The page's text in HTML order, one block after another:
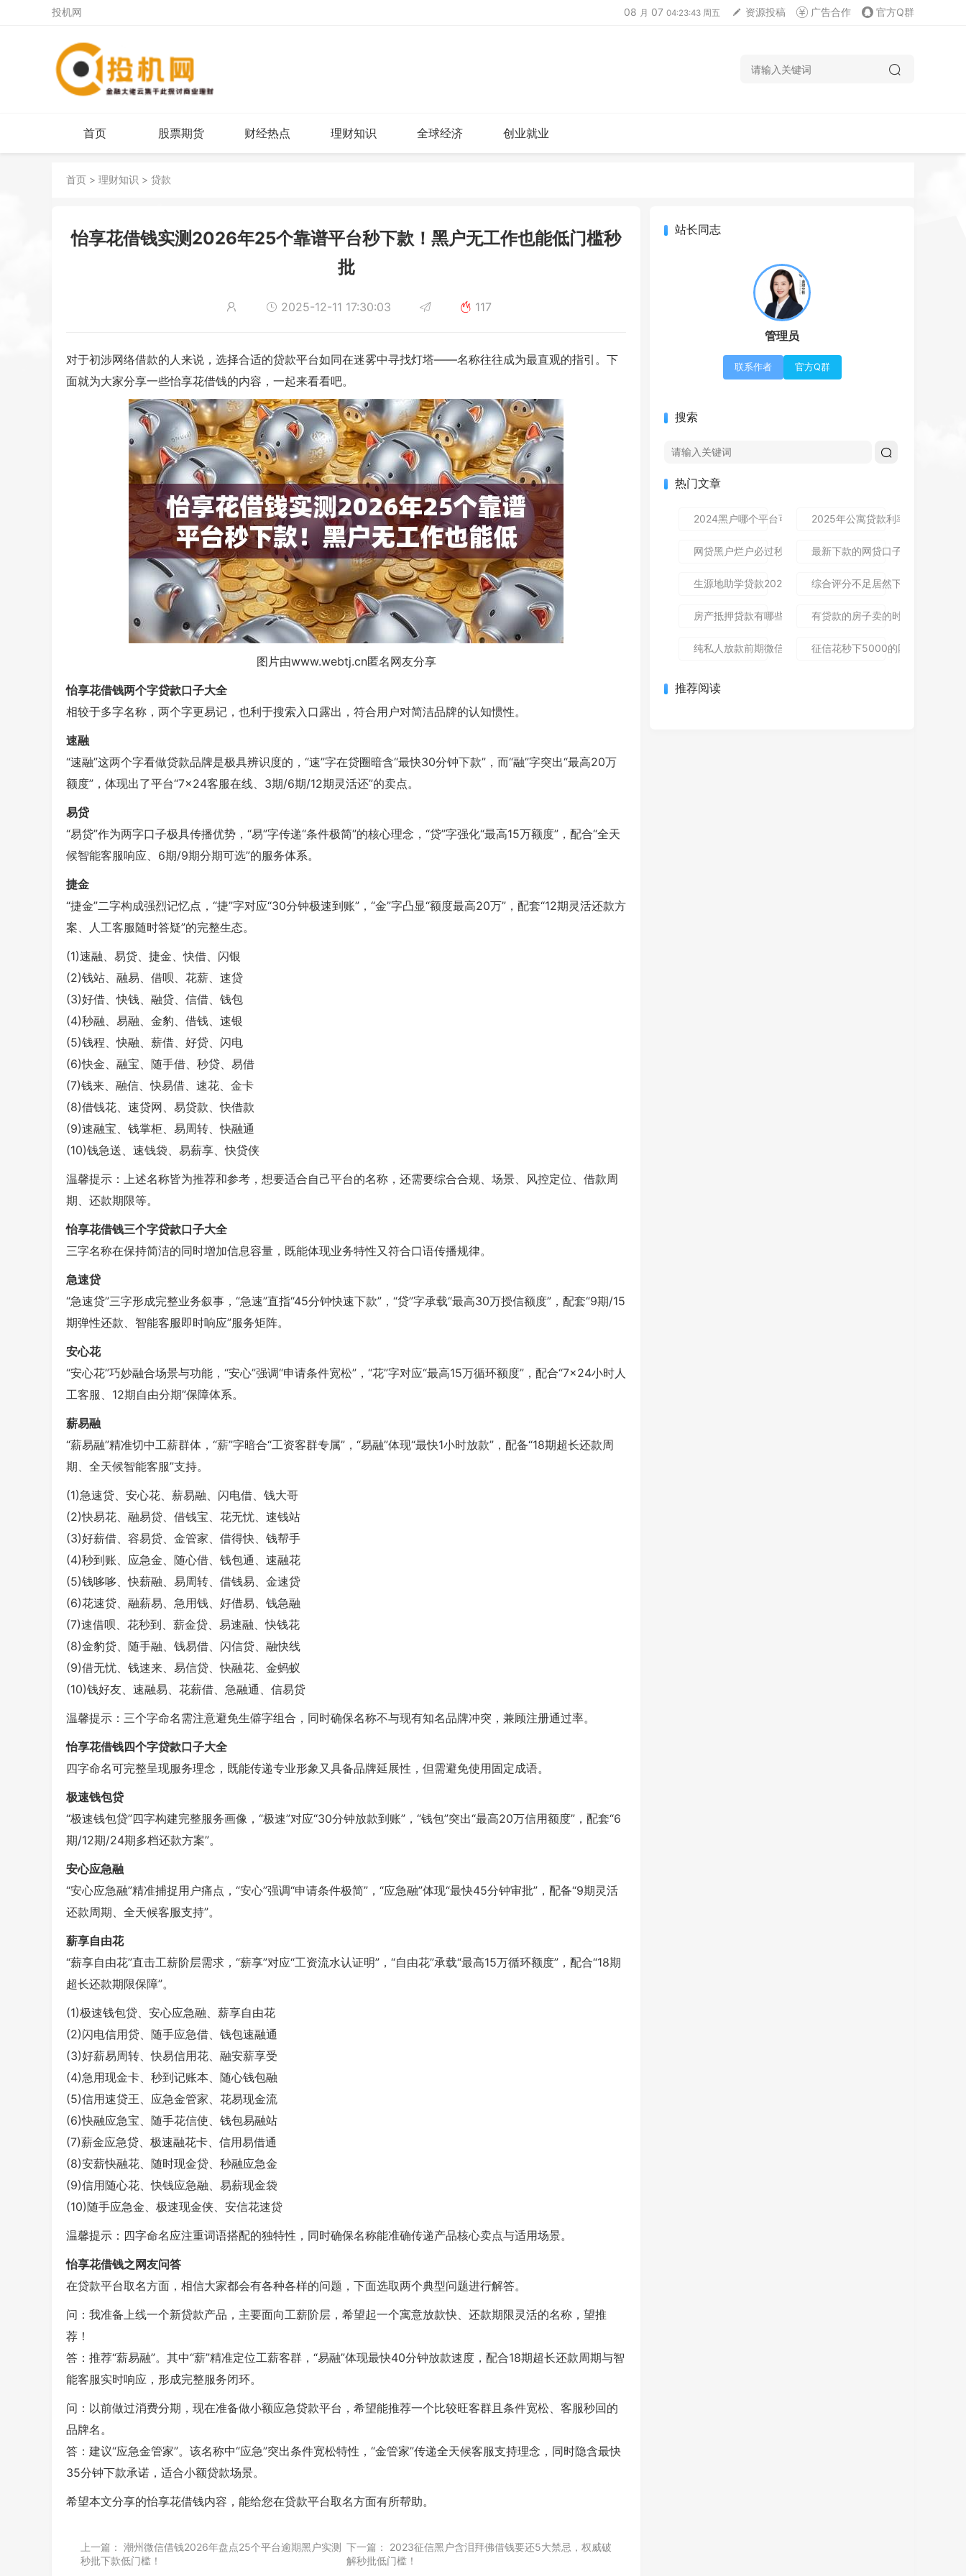
投机网 08 月 07 04:23:44 周五 资源投稿 广告合作 官方Q群
首页 股票期货 财经热点 理财知识 全球经济 创业就业
首页 > 理财知识 > 贷款
怡享花借钱实测2026年25个靠谱平台秒下款！黑户无工作也能低门槛秒
批
2025-12-11 17:30:03 117
对于初涉网络借款的人来说，选择合适的贷款平台如同在迷雾中寻找灯塔——名称往往成为最直观的指引。下
面就为大家分享一些怡享花借钱的内容，一起来看看吧。
图片由www.webtj.cn匿名网友分享
怡享花借钱两个字贷款口子大全
相较于多字名称，两个字更易记，也利于搜索入口露出，符合用户对简洁品牌的认知惯性。
速融
“速融”这两个字看做贷款品牌是极具辨识度的，“速”字在贷圈暗含“最快30分钟下款”，而“融”字突出“最高20万
额度”，体现出了平台“7×24客服在线、3期/6期/12期灵活还”的卖点。
易贷
“易贷”作为两字口子极具传播优势，“易”字传递“条件极简”的核心理念，“贷”字强化“最高15万额度”，配合“全天
候智能客服响应、6期/9期分期可选”的服务体系。
捷金
“捷金”二字构成强烈记忆点，“捷”字对应“30分钟极速到账”，“金”字凸显“额度最高20万”，配套“12期灵活还款方
案、人工客服随时答疑”的完整生态。
(1)速融、易贷、捷金、快借、闪银
(2)钱站、融易、借呗、花薪、速贷
(3)好借、快钱、融贷、信借、钱包
(4)秒融、易融、金豹、借钱、速银
(5)钱程、快融、薪借、好贷、闪电
(6)快金、融宝、随手借、秒贷、易借
(7)钱来、融信、快易借、速花、金卡
(8)借钱花、速贷网、易贷款、快借款
(9)速融宝、钱掌柜、易周转、快融通
(10)钱急送、速钱袋、易薪享、快贷侠
温馨提示：上述名称皆为推荐和参考，想要适合自己平台的名称，还需要综合合规、场景、风控定位、借款周
期、还款期限等。
怡享花借钱三个字贷款口子大全
三字名称在保持简洁的同时增加信息容量，既能体现业务特性又符合口语传播规律。
急速贷
“急速贷”三字形成完整业务叙事，“急速”直指“45分钟快速下款”，“贷”字承载“最高30万授信额度”，配套“9期/15
期弹性还款、智能客服即时响应”服务矩阵。
安心花
“安心花”巧妙融合场景与功能，“安心”强调“申请条件宽松”，“花”字对应“最高15万循环额度”，配合“7×24小时人
工客服、12期自由分期”保障体系。
薪易融
“薪易融”精准切中工薪群体，“薪”字暗合“工资客群专属”，“易融”体现“最快1小时放款”，配备“18期超长还款周
期、全天候智能客服”支持。
(1)急速贷、安心花、薪易融、闪电借、钱大哥
(2)快易花、融易贷、借钱宝、花无忧、速钱站
(3)好薪借、容易贷、金管家、借得快、钱帮手
(4)秒到账、应急金、随心借、钱包通、速融花
(5)钱哆哆、快薪融、易周转、借钱易、金速贷
(6)花速贷、融薪易、急用钱、好借易、钱急融
(7)速借呗、花秒到、薪金贷、易速融、快钱花
(8)金豹贷、随手融、钱易借、闪信贷、融快线
(9)借无忧、钱速来、易信贷、快融花、金蚂蚁
(10)钱好友、速融易、花薪借、急融通、信易贷
温馨提示：三个字命名需注意避免生僻字组合，同时确保名称不与现有知名品牌冲突，兼顾注册通过率。
怡享花借钱四个字贷款口子大全
四字命名可完整呈现服务理念，既能传递专业形象又具备品牌延展性，但需避免使用固定成语。
极速钱包贷
“极速钱包贷”四字构建完整服务画像，“极速”对应“30分钟放款到账”，“钱包”突出“最高20万信用额度”，配套“6
期/12期/24期多档还款方案”。
安心应急融
“安心应急融”精准捕捉用户痛点，“安心”强调“申请条件极简”，“应急融”体现“最快45分钟审批”，配备“9期灵活
还款周期、全天候客服支持”。
薪享自由花
“薪享自由花”直击工薪阶层需求，“薪享”对应“工资流水认证明”，“自由花”承载“最高15万循环额度”，配合“18期
超长还款期限保障”。
(1)极速钱包贷、安心应急融、薪享自由花
(2)闪电信用贷、随手应急借、钱包速融通
(3)好薪易周转、快易信用花、融安薪享受
(4)急用现金卡、秒到记账本、随心钱包融
(5)信用速贷王、应急金管家、花易现金流
(6)快融应急宝、随手花信使、钱包易融站
(7)薪金应急贷、极速融花卡、信用易借通
(8)安薪快融花、随时现金贷、秒融应急金
(9)信用随心花、快钱应急融、易薪现金袋
(10)随手应急金、极速现金侠、安信花速贷
温馨提示：四字命名应注重词语搭配的独特性，同时确保名称能准确传递产品核心卖点与适用场景。
怡享花借钱之网友问答
在贷款平台取名方面，相信大家都会有各种各样的问题，下面选取两个典型问题进行解答。
问：我准备上线一个新贷款产品，主要面向工薪阶层，希望起一个寓意放款快、还款期限灵活的名称，望推
荐！
答：推荐“薪易融”。其中“薪”精准定位工薪客群，“易融”体现最快40分钟放款速度，配合18期超长还款周期与智
能客服实时响应，形成完整服务闭环。
问：以前做过消费分期，现在准备做小额应急贷款平台，希望能推荐一个比较旺客群且条件宽松、客服秒回的
品牌名。
答：建议“应急金管家”。该名称中“应急”突出条件宽松特性，“金管家”传递全天候客服支持理念，同时隐含最快
35分钟下款承诺，适合小额贷款场景。
希望本文分享的怡享花借钱内容，能给您在贷款平台取名方面有所帮助。
上一篇： 潮州微信借钱2026年盘点25个平台逾期黑户实测
秒批下款低门槛！
下一篇：
2023征信黑户含泪拜佛借钱要还5大禁忌，权威破
解秒批低门槛！
站长同志
管理员
联系作者 官方Q群
搜索
热门文章
2024黑户哪个平台可以借到钱,隆重介绍5个免审秒批的分享
2025年公寓贷款利率是多少？别
网贷黑户烂户必过秒下款9月高通过率指南！顺便整理这5个
最新下款的网贷口子论坛,全网收
生源地助学贷款2025年发放时间及到账流程详解
综合评分不足居然下款了,简单汇
房产抵押贷款有哪些风险？一文讲清所有风险点，新手办理
有贷款的房子卖的时候贷款怎么
纯私人放款前期微信私人贷,为您介绍5款包下款的黑户口子
征信花秒下5000的网贷哪个还能
推荐阅读